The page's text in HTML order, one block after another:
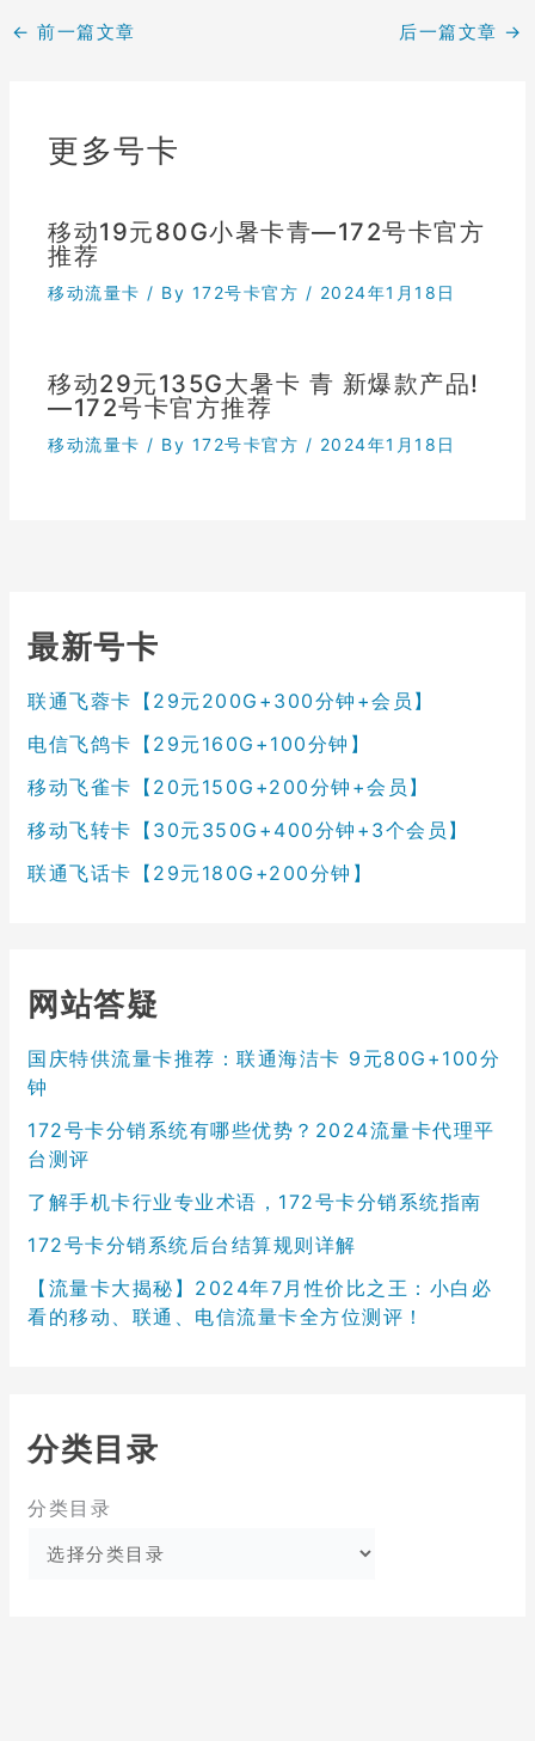
← 前一篇文章 后一篇文章 →
更多号卡
移动19元80G小暑卡青—172号卡官方
推荐
移动流量卡 / By 172号卡官方 / 2024年1月18日
移动29元135G大暑卡 青 新爆款产品!
—172号卡官方推荐
移动流量卡 / By 172号卡官方 / 2024年1月18日
最新号卡
联通飞蓉卡【29元200G+300分钟+会员】
电信飞鸽卡【29元160G+100分钟】
移动飞雀卡【20元150G+200分钟+会员】
移动飞转卡【30元350G+400分钟+3个会员】
联通飞话卡【29元180G+200分钟】
网站答疑
国庆特供流量卡推荐：联通海洁卡 9元80G+100分
钟
172号卡分销系统有哪些优势？2024流量卡代理平
台测评
了解手机卡行业专业术语，172号卡分销系统指南
172号卡分销系统后台结算规则详解
【流量卡大揭秘】2024年7月性价比之王：小白必
看的移动、联通、电信流量卡全方位测评！
分类目录
分类目录